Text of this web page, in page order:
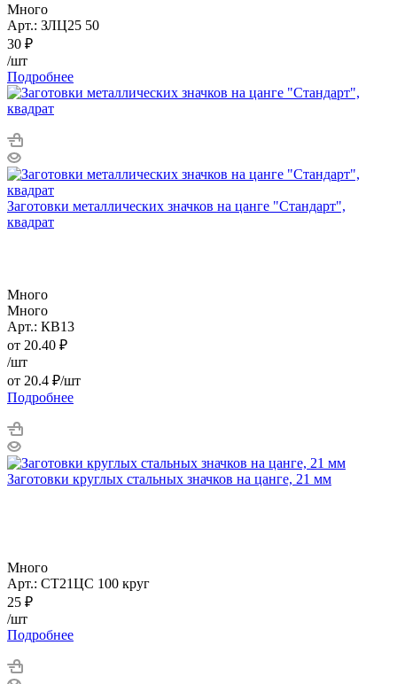
Много
Арт.: ЗЛЦ25 50
30 ₽
/шт
Подробнее
Заготовки металлических значков на цанге "Стандарт",
квадрат
Много
Много
Арт.: КВ13
от 20.40 ₽
/шт
от 20.4 ₽/шт
Подробнее
Заготовки круглых стальных значков на цанге, 21 мм
Много
Арт.: СТ21ЦС 100 круг
25 ₽
/шт
Подробнее